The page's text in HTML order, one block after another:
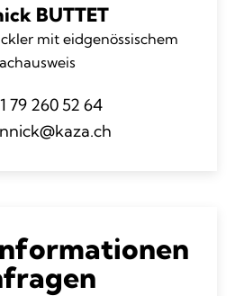
BUTTET
mit eidgenössischem
79 260 52 64